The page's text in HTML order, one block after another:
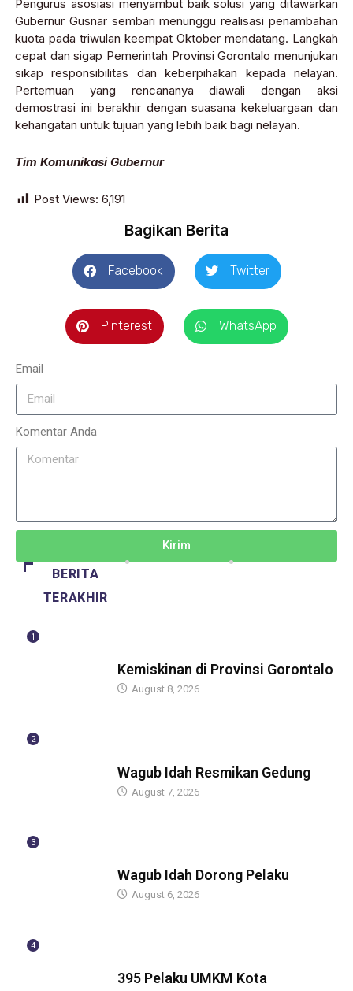
Pengurus asosiasi menyambut baik solusi yang ditawarkan
Gubernur Gusnar sembari menunggu realisasi penambahan
kuota pada triwulan keempat Oktober mendatang. Langkah
cepat dan sigap Pemerintah Provinsi Gorontalo menunjukan
sikap responsibilitas dan keberpihakan kepada nelayan.
Pertemuan yang rencananya diawali dengan aksi
demostrasi ini berakhir dengan suasana kekeluargaan dan
kehangatan untuk tujuan yang lebih baik bagi nelayan.
Tim Komunikasi Gubernur
Post Views: 6,191
Bagikan Berita
Facebook Twitter
Pinterest WhatsApp
Email
Komentar Anda
Kirim
BERITA
TERAKHIR
1
Kemiskinan di Provinsi Gorontalo
August 8, 2026
2
Wagub Idah Resmikan Gedung
August 7, 2026
3
Wagub Idah Dorong Pelaku
August 6, 2026
4
395 Pelaku UMKM Kota